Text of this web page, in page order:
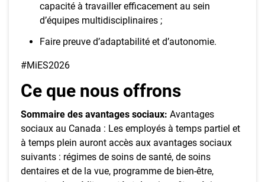
capacité à travailler efficacement au sein
d’équipes multidisciplinaires ;
Faire preuve d’adaptabilité et d’autonomie.
#MiES2026
Ce que nous offrons
Sommaire des avantages sociaux: Avantages
sociaux au Canada : Les employés à temps partiel et
à temps plein auront accès aux avantages sociaux
suivants : régimes de soins de santé, de soins
dentaires et de la vue, programme de bien-être,